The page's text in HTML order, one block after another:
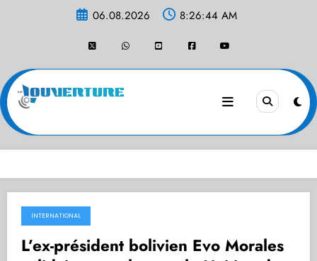
06.08.2026 8:26:44 AM
06.02.2021
INTERNATIONAL
L’ex-président bolivien Evo Morales